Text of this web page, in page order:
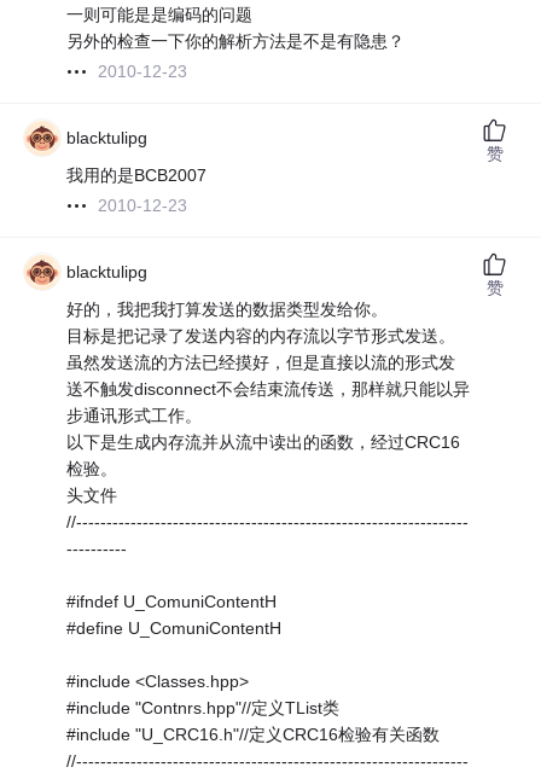
一则可能是是编码的问题
另外的检查一下你的解析方法是不是有隐患？
2010-12-23
blacktulipg
我用的是BCB2007
2010-12-23
赞
blacktulipg
好的，我把我打算发送的数据类型发给你。
目标是把记录了发送内容的内存流以字节形式发送。
虽然发送流的方法已经摸好，但是直接以流的形式发
送不触发disconnect不会结束流传送，那样就只能以异
步通讯形式工作。
以下是生成内存流并从流中读出的函数，经过CRC16
检验。
头文件
//-----------------------------------------------------------------
----------
#ifndef U_ComuniContentH
#define U_ComuniContentH
#include <Classes.hpp>
#include "Contnrs.hpp"//定义TList类
#include "U_CRC16.h"//定义CRC16检验有关函数
//-----------------------------------------------------------------
赞